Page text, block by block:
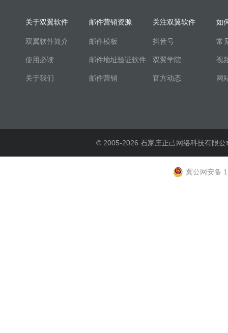
关于双翼软件
双翼软件简介
使用必读
关于我们
邮件营销资源
邮件模板
邮件地址验证软件
邮件营销
关注双翼软件
抖音号
双翼学院
官方动态
如
常
视
网
© 2005-2026 石家庄正己网络科技有限
冀公网安备